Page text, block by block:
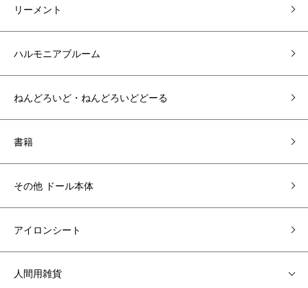
リーメント
ハルモニアブルーム
ねんどろいど・ねんどろいどどーる
書籍
その他 ドール本体
アイロンシート
人間用雑貨